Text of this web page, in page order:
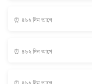
⏰ ৪৮২ দিন আগে
⏰ ৪৮২ দিন আগে